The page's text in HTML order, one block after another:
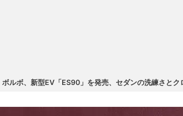
ボルボ、新型EV「ES90」を発売、セダンの洗練さと